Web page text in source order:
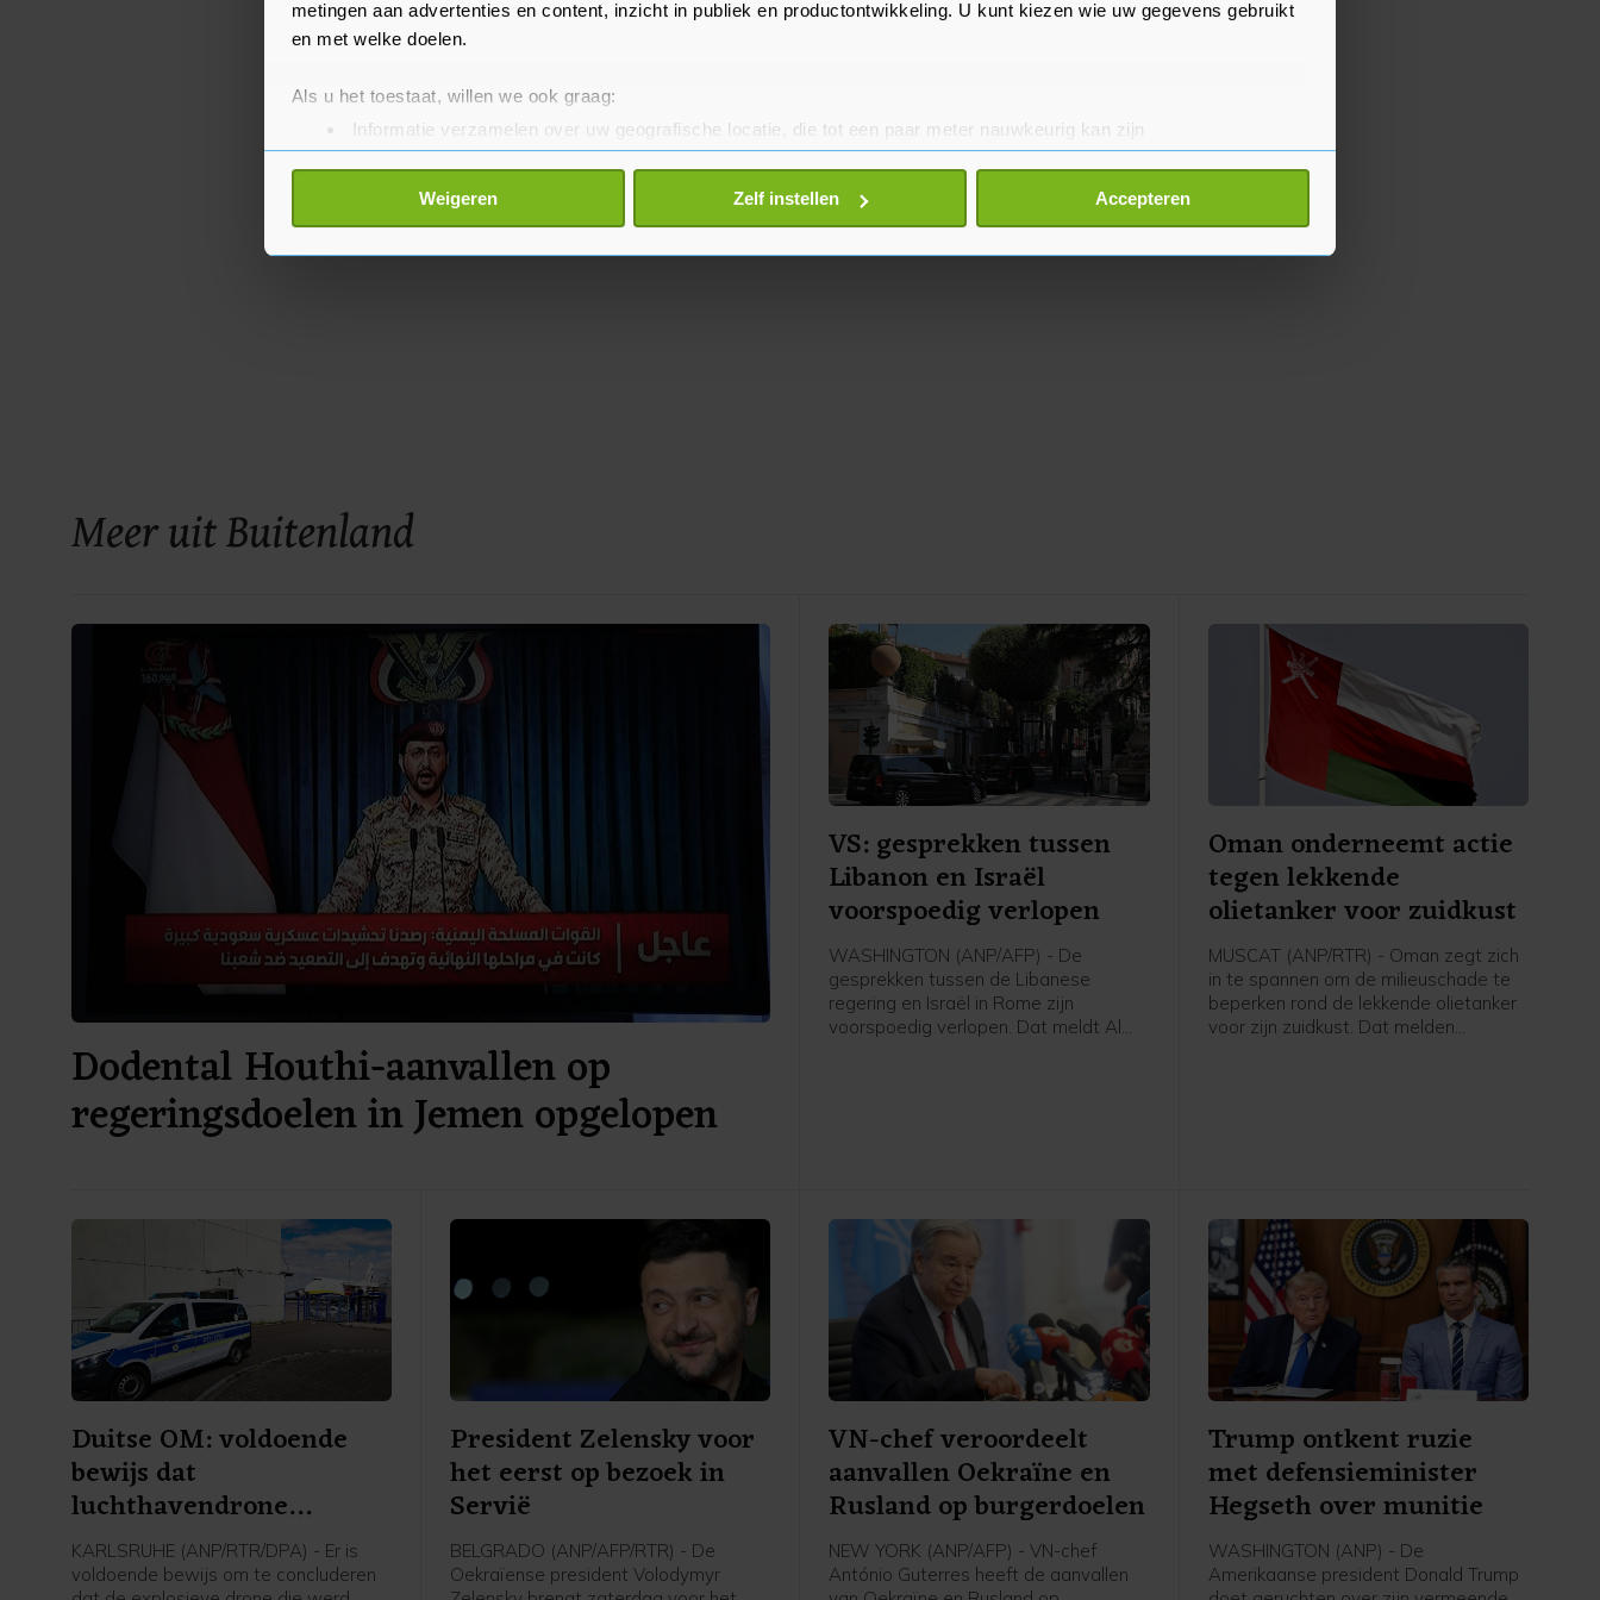
metingen aan advertenties en content, inzicht in publiek en productontwikkeling. U kunt kiezen wie uw gegevens gebruikt
en met welke doelen.
Als u het toestaat, willen we ook graag:
Informatie verzamelen over uw geografische locatie, die tot een paar meter nauwkeurig kan zijn
Uw apparaat identificeren door het actief te scannen op specifieke eigenschappen (fingerprinting)
Lees meer over hoe uw persoonlijke gegevens worden verwerkt en stel uw voorkeuren in het
detailgedeelte
toestemming op elk moment wijzigen of intrekken in de Cookieverklaring.
Weigeren Zelf instellen Accepteren
Meer uit Buitenland
Dodental Houthi-aanvallen op
regeringsdoelen in Jemen opgelopen
VS: gesprekken tussen
Libanon en Israël
voorspoedig verlopen
WASHINGTON (ANP/AFP) - De
gesprekken tussen de Libanese
regering en Israël in Rome zijn
voorspoedig verlopen. Dat meldt Al
Oman onderneemt actie
tegen lekkende
olietanker voor zuidkust
MUSCAT (ANP/RTR) - Oman zegt zich
in te spannen om de milieuschade te
beperken rond de lekkende olietanker
voor zijn zuidkust. Dat melden
Duitse OM: voldoende
bewijs dat
luchthavendrone
aanslagpoging was
KARLSRUHE (ANP/RTR/DPA) - Er is
voldoende bewijs om te concluderen
President Zelensky voor
het eerst op bezoek in
Servië
BELGRADO (ANP/AFP/RTR) - De
Oekraïense president Volodymyr
VN-chef veroordeelt
aanvallen Oekraïne en
Rusland op burgerdoelen
NEW YORK (ANP/AFP) - VN-chef
António Guterres heeft de aanvallen
Trump ontkent ruzie
met defensieminister
Hegseth over munitie
WASHINGTON (ANP) - De
Amerikaanse president Donald Trump